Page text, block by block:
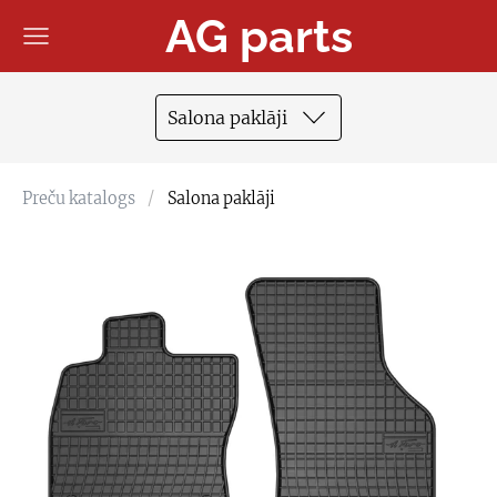
AG parts
Salona paklāji
Preču katalogs Salona paklāji